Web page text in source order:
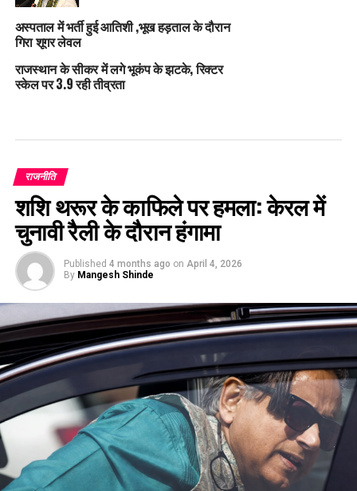
अस्पताल में भर्ती हुई आतिशी ,भूख हड़ताल के दौरान
गिरा शूगर लेवल
राजस्थान के सीकर में लगे भूकंप के झटके, रिक्टर
स्केल पर 3.9 रही तीव्रता
राजनीति
शशि थरूर के काफिले पर हमला: केरल में
चुनावी रैली के दौरान हंगामा
Published 4 months ago on April 4, 2026
By Mangesh Shinde